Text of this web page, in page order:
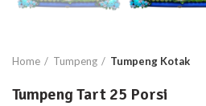
Home Tumpeng Tumpeng Kotak
Tumpeng Tart 25 Porsi